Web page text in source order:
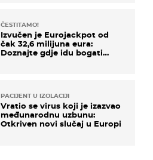
ČESTITAMO!
Izvučen je Eurojackpot od
čak 32,6 milijuna eura:
Doznajte gdje idu bogati
PACIJENT U IZOLACIJI
Vratio se virus koji je izazvao
međunarodnu uzbunu:
Otkriven novi slučaj u Europi